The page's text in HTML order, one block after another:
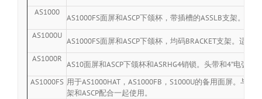
AS1000
AS1000FS面屏和ASCP下颌杯，带插槽的ASSLB支架。适
AS1000U
AS1000FS面屏和ASCP下颌杯，均码BRACKET支架。适合
AS1000R
AS10面屏和ASCP下颌杯和ASRHG4销锁。头带和4”电弧罩
AS1000FS 用于AS1000HAT，AS1000FB，S1000U的备用面屏。与
架和ASCP配合一起使用。